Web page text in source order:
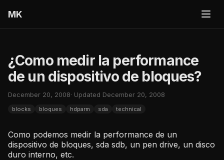
MK
¿Como medir la performance
de un dispositivo de bloques?
December 20, 2008· Updated December 20, 2008
blocks bloques hdparm sda technical
Como podemos medir la performance de un
dispositivo de bloques, sda sdb, un pen drive, un disco
duro interno, etc.